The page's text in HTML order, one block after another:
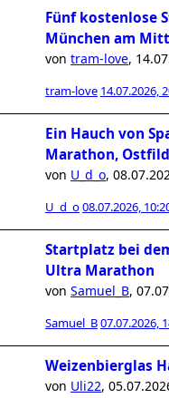
Fünf kostenlose
München am
von tram-love,
tram-love 14.07.2026,
Ein Hauch von
Marathon,
von U_d_o,
U_d_o08.07.2026,
Startplatz bei
Ultra Marathon
von Samuel_B,
Samuel_B07.07.2026,
Weizenbierglas
von Uli22,